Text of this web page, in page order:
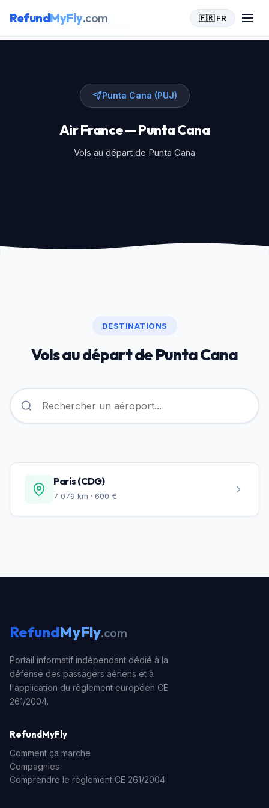
RefundMyFly.com 🇫🇷 FR
Accueil > Air France >
Punta Cana (PUJ)
Air France — Punta Cana
Vols au départ de Punta Cana
DESTINATIONS
Vols au départ de Punta Cana
Paris (CDG)
7 079 km · 600 €
RefundMyFly.com
Portail informatif indépendant dédié à la
défense des passagers aériens et à
l'application du règlement européen CE
261/2004.
RefundMyFly
Comment ça marche
Compagnies
Comprendre le règlement CE 261/2004